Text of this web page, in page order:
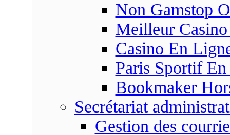
Non Gamstop
Meilleur
Casino En
Paris Sportif
Bookmaker
Secrétariat
Gestion des